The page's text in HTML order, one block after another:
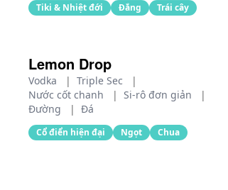
Tiki & Nhiệt đới Đắng Trái cây
Lemon Drop
Vodka | Triple Sec
|
Nước cốt chanh
| Si-rô đơn giản
|
Đường
| Đá
Cổ điển hiện đại Ngọt Chua